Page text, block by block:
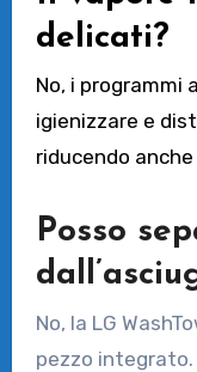
delicati?
No, i programmi
igienizzare e
riducendo
Posso
No, la LG
pezzo integrato.